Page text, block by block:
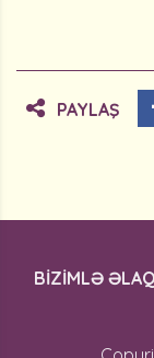
PAYLAŞ
BİZİMLƏ